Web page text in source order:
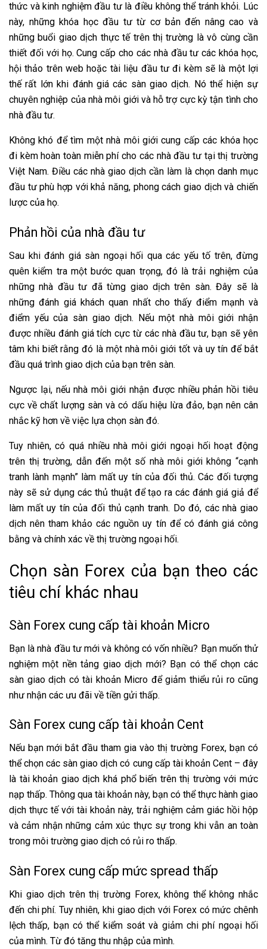
thức và kinh nghiệm đầu tư là điều không thể tránh khỏi. Lúc
này, những khóa học đầu tư từ cơ bản đến nâng cao và
những buổi giao dịch thực tế trên thị trường là vô cùng cần
thiết đối với họ. Cung cấp cho các nhà đầu tư các khóa học,
hội thảo trên web hoặc tài liệu đầu tư đi kèm sẽ là một lợi
thế rất lớn khi đánh giá các sàn giao dịch. Nó thể hiện sự
chuyên nghiệp của nhà môi giới và hỗ trợ cực kỳ tận tình cho
nhà đầu tư.
Không khó để tìm một nhà môi giới cung cấp các khóa học
đi kèm hoàn toàn miễn phí cho các nhà đầu tư tại thị trường
Việt Nam. Điều các nhà giao dịch cần làm là chọn danh mục
đầu tư phù hợp với khả năng, phong cách giao dịch và chiến
lược của họ.
Phản hồi của nhà đầu tư
Sau khi đánh giá sàn ngoại hối qua các yếu tố trên, đừng
quên kiểm tra một bước quan trọng, đó là trải nghiệm của
những nhà đầu tư đã từng giao dịch trên sàn. Đây sẽ là
những đánh giá khách quan nhất cho thấy điểm mạnh và
điểm yếu của sàn giao dịch. Nếu một nhà môi giới nhận
được nhiều đánh giá tích cực từ các nhà đầu tư, bạn sẽ yên
tâm khi biết rằng đó là một nhà môi giới tốt và uy tín để bắt
đầu quá trình giao dịch của bạn trên sàn.
Ngược lại, nếu nhà môi giới nhận được nhiều phản hồi tiêu
cực về chất lượng sàn và có dấu hiệu lừa đảo, bạn nên cân
nhắc kỹ hơn về việc lựa chọn sàn đó.
Tuy nhiên, có quá nhiều nhà môi giới ngoại hối hoạt động
trên thị trường, dẫn đến một số nhà môi giới không “cạnh
tranh lành mạnh” làm mất uy tín của đối thủ. Các đối tượng
này sẽ sử dụng các thủ thuật để tạo ra các đánh giá giả để
làm mất uy tín của đối thủ cạnh tranh. Do đó, các nhà giao
dịch nên tham khảo các nguồn uy tín để có đánh giá công
bằng và chính xác về thị trường ngoại hối.
Chọn sàn Forex của bạn theo các
tiêu chí khác nhau
Sàn Forex cung cấp tài khoản Micro
Bạn là nhà đầu tư mới và không có vốn nhiều? Bạn muốn thử
nghiệm một nền tảng giao dịch mới? Bạn có thể chọn các
sàn giao dịch có tài khoản Micro để giảm thiểu rủi ro cũng
như nhận các ưu đãi về tiền gửi thấp.
Sàn Forex cung cấp tài khoản Cent
Nếu bạn mới bắt đầu tham gia vào thị trường Forex, bạn có
thể chọn các sàn giao dịch có cung cấp tài khoản Cent – đây
là tài khoản giao dịch khá phổ biến trên thị trường với mức
nạp thấp. Thông qua tài khoản này, bạn có thể thực hành giao
dịch thực tế với tài khoản này, trải nghiệm cảm giác hồi hộp
và cảm nhận những cảm xúc thực sự trong khi vẫn an toàn
trong môi trường giao dịch có rủi ro thấp.
Sàn Forex cung cấp mức spread thấp
Khi giao dịch trên thị trường Forex, không thể không nhắc
đến chi phí. Tuy nhiên, khi giao dịch với Forex có mức chênh
lệch thấp, bạn có thể kiểm soát và giảm chi phí ngoại hối
của mình. Từ đó tăng thu nhập của mình.